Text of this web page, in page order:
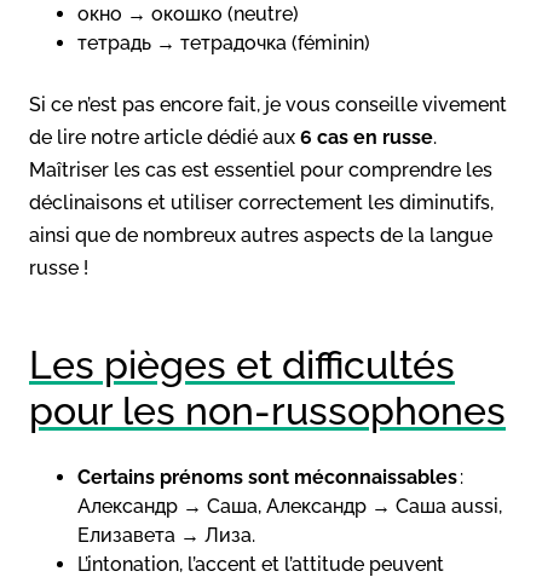
окно → окошко (neutre)
тетрадь → тетрадочка (féminin)
Si ce n’est pas encore fait, je vous conseille vivement
de lire notre article dédié aux 6 cas en russe.
Maîtriser les cas est essentiel pour comprendre les
déclinaisons et utiliser correctement les diminutifs,
ainsi que de nombreux autres aspects de la langue
russe !
Les pièges et difficultés
pour les non-russophones
Certains prénoms sont méconnaissables:
Александр → Саша, Александр → Саша aussi,
Елизавета → Лиза.
L’intonation, l’accent et l’attitude peuvent